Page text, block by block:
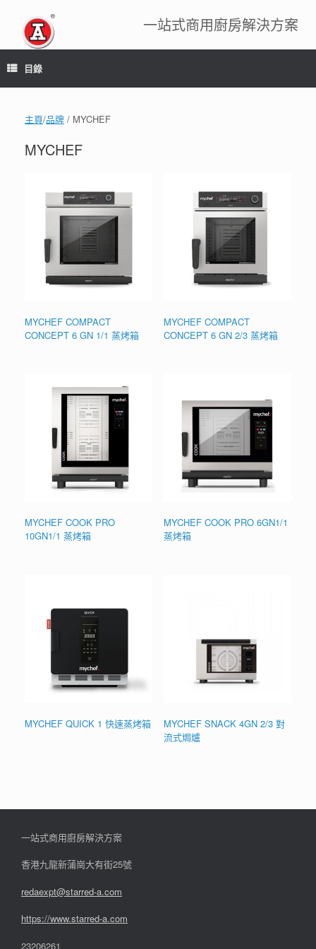
容
一站式商用廚房解決方案
目錄
主頁/品牌 / MYCHEF
MYCHEF
MYCHEF COMPACT
CONCEPT 6 GN 1/1 蒸烤箱
MYCHEF COMPACT
CONCEPT 6 GN 2/3 蒸烤箱
MYCHEF COOK PRO
10GN1/1 蒸烤箱
MYCHEF COOK PRO 6GN1/1
蒸烤箱
MYCHEF QUICK 1 快速蒸烤箱
MYCHEF SNACK 4GN 2/3 對
流式焗爐
一站式商用廚房解決方案
香港九龍新蒲崗大有街25號
redaexpt@starred-a.com
https://www.starred-a.com
23206261